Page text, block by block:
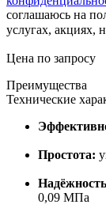
соглашаюсь на
услугах, акциях,
Цена по запросу
Преимущества
Технические
Простота:
0,09 МПа